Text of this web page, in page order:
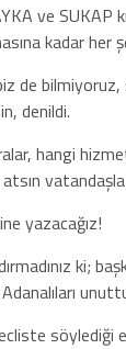
ve
kadar her
de
denildi.
hangi
yazacağız!
ki;
söylediği